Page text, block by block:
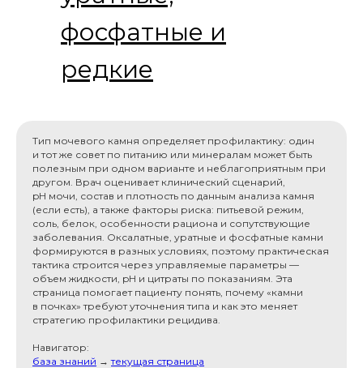
фосфатные и
редкие
Тип мочевого камня определяет профилактику: один
и тот же совет по питанию или минералам может быть
полезным при одном варианте и неблагоприятным при
другом. Врач оценивает клинический сценарий,
pH мочи, состав и плотность по данным анализа камня
(если есть), а также факторы риска: питьевой режим,
соль, белок, особенности рациона и сопутствующие
заболевания. Оксалатные, уратные и фосфатные камни
формируются в разных условиях, поэтому практическая
тактика строится через управляемые параметры —
объем жидкости, pH и цитраты по показаниям. Эта
страница помогает пациенту понять, почему «камни
в почках» требуют уточнения типа и как это меняет
стратегию профилактики рецидива.
Навигатор:
база знаний →текущая страница